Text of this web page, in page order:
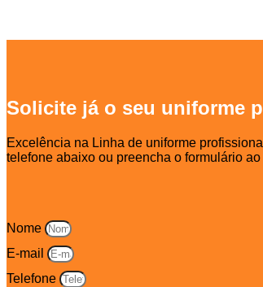
Solicite já o seu uniforme
Excelência na Linha de uniforme
telefone abaixo ou preencha o formulário
Nome
E-mail
Telefone